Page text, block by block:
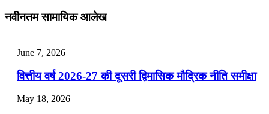
July 25, 2026
📝 डेली करेंट अफेयर्स: 22-24 जुलाई 2026
July 22, 2026
नवीनतम सामायिक आलेख
June 7, 2026
वित्तीय वर्ष 2026-27 की दूसरी द्विमासिक मौद्रिक नीति समीक्षा
May 18, 2026